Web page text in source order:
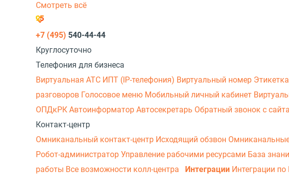
Смотреть всё
+7 (495) 540-44-44
Круглосуточно
Телефония для бизнеса
Виртуальная АТС ИПТ (IP-телефония) Виртуальный номер Этикетка
разговоров Голосовое меню Мобильный личный кабинет
ОПДкРК Автоинформатор Автосекретарь Обратный звонок с сайта
Контакт-центр
Омниканальный контакт-центр Исходящий обзвон
Робот-администратор Управление рабочими ресурсами База
работы Все возможности колл-центра Интеграции Интеграции